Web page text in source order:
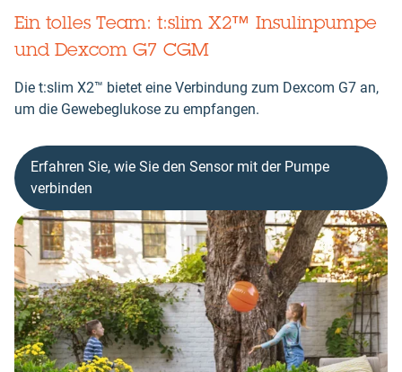
Ein tolles Team: t:slim X2™ Insulinpumpe
und Dexcom G7 CGM
Die t:slim X2™ bietet eine Verbindung zum Dexcom G7 an,
um die Gewebeglukose zu empfangen.
Erfahren Sie, wie Sie den Sensor mit der Pumpe
verbinden